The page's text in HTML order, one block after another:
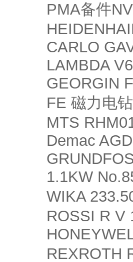
PMA备件
CARLO
LAMBDA
GEORGIN
FE 磁力电钻
MTS
Demac
1.1KW
WIKA
ROSSI R V
REXROTH